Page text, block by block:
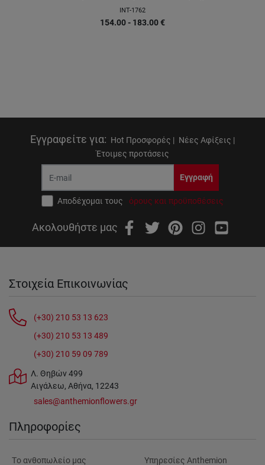
INT-1762
154.00 - 183.00€
Εγγραφείτε για: Hot Προσφορές | Νέες Αφίξεις |
Έτοιμες προτάσεις
Εγγραφή
Αποδέχομαι τους όρους και προϋποθέσεις
Ακολουθήστε μας
Στοιχεία Επικοινωνίας
(+30) 210 53 13 623
(+30) 210 53 13 489
(+30) 210 59 09 789
Λ. Θηβών 499
Αιγάλεω, Αθήνα, 12243
sales@anthemionflowers.gr
Πληροφορίες
Tο ανθοπωλείο μας
Υπηρεσίες Anthemion